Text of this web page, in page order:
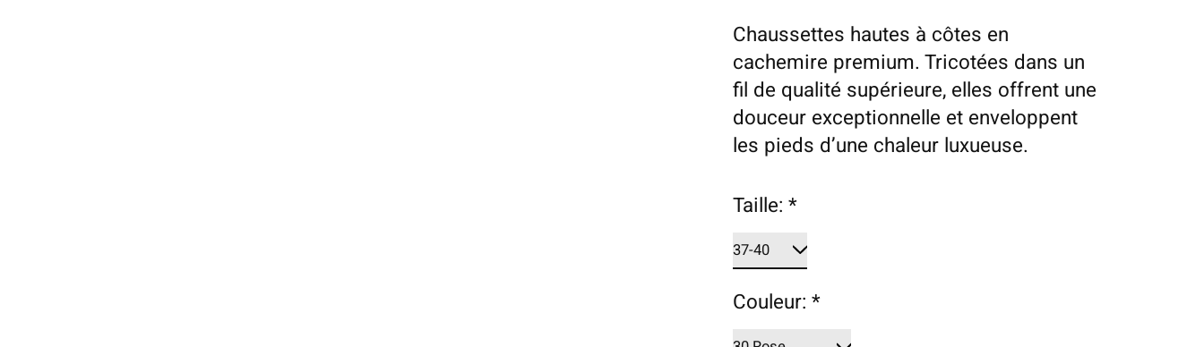
Chaussettes hautes à côtes en
cachemire premium. Tricotées dans un
fil de qualité supérieure, elles offrent une
douceur exceptionnelle et enveloppent
les pieds d’une chaleur luxueuse.
Taille:*
Couleur:*